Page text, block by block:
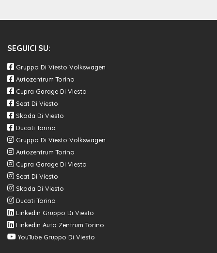
Airbag per conducente
Scomparti portaoggetti nelle porte
Sedile conducente e passeggero regolabili in altezza
Pomello del cambio in pelle
Sedili anteriori comfort
Tecnologia ocu (online connectivity unit)
Ricezione radio digitale dab+
Indicatori di direzione laterali integrati negli specchietti
retrovisori esterni
Abs
Airbag per passeggero (disattivabile)
SEGUICI SU:
Gruppo Di Viesto Volkswagen
Autozentrum Torino
Cupra Garage Di Viesto
Seat Di Viesto
Skoda Di Viesto
Ducati Torino
Gruppo Di Viesto Volkswagen
Autozentrum Torino
Cupra Garage Di Viesto
Seat Di Viesto
Skoda Di Viesto
Ducati Torino
Linkedin Gruppo Di Viesto
Linkedin Auto Zentrum Torino
YouTube Gruppo Di Viesto